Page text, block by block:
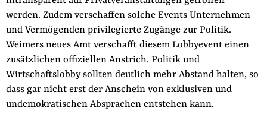
werden. Zudem verschaffen solche Events Unternehmen
und Vermögenden privilegierte Zugänge zur Politik.
Weimers neues Amt verschafft diesem Lobbyevent einen
zusätzlichen offiziellen Anstrich. Politik und
Wirtschaftslobby sollten deutlich mehr Abstand halten, so
dass gar nicht erst der Anschein von exklusiven und
undemokratischen Absprachen entstehen kann.